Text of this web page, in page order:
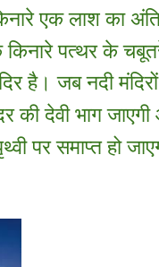
एक लाश का
किनारे पत्थर के
है। जब नदी
की देवी भाग
पर समाप्त हो